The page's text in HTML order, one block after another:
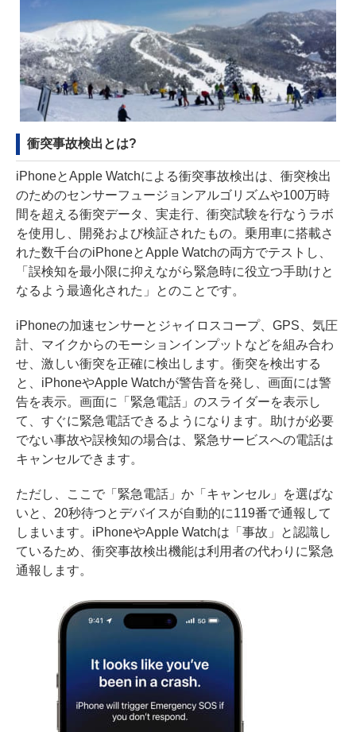
衝突事故検出とは?
iPhoneとApple Watchによる衝突事故検出は、衝突検出
のためのセンサーフュージョンアルゴリズムや100万時
間を超える衝突データ、実走行、衝突試験を行なうラボ
を使用し、開発および検証されたもの。乗用車に搭載さ
れた数千台のiPhoneとApple Watchの両方でテストし、
「誤検知を最小限に抑えながら緊急時に役立つ手助けと
なるよう最適化された」とのことです。
iPhoneの加速センサーとジャイロスコープ、GPS、気圧
計、マイクからのモーションインプットなどを組み合わ
せ、激しい衝突を正確に検出します。衝突を検出する
と、iPhoneやApple Watchが警告音を発し、画面には警
告を表示。画面に「緊急電話」のスライダーを表示し
て、すぐに緊急電話できるようになります。助けが必要
でない事故や誤検知の場合は、緊急サービスへの電話は
キャンセルできます。
ただし、ここで「緊急電話」か「キャンセル」を選ばな
いと、20秒待つとデバイスが自動的に119番で通報して
しまいます。iPhoneやApple Watchは「事故」と認識し
ているため、衝突事故検出機能は利用者の代わりに緊急
通報します。